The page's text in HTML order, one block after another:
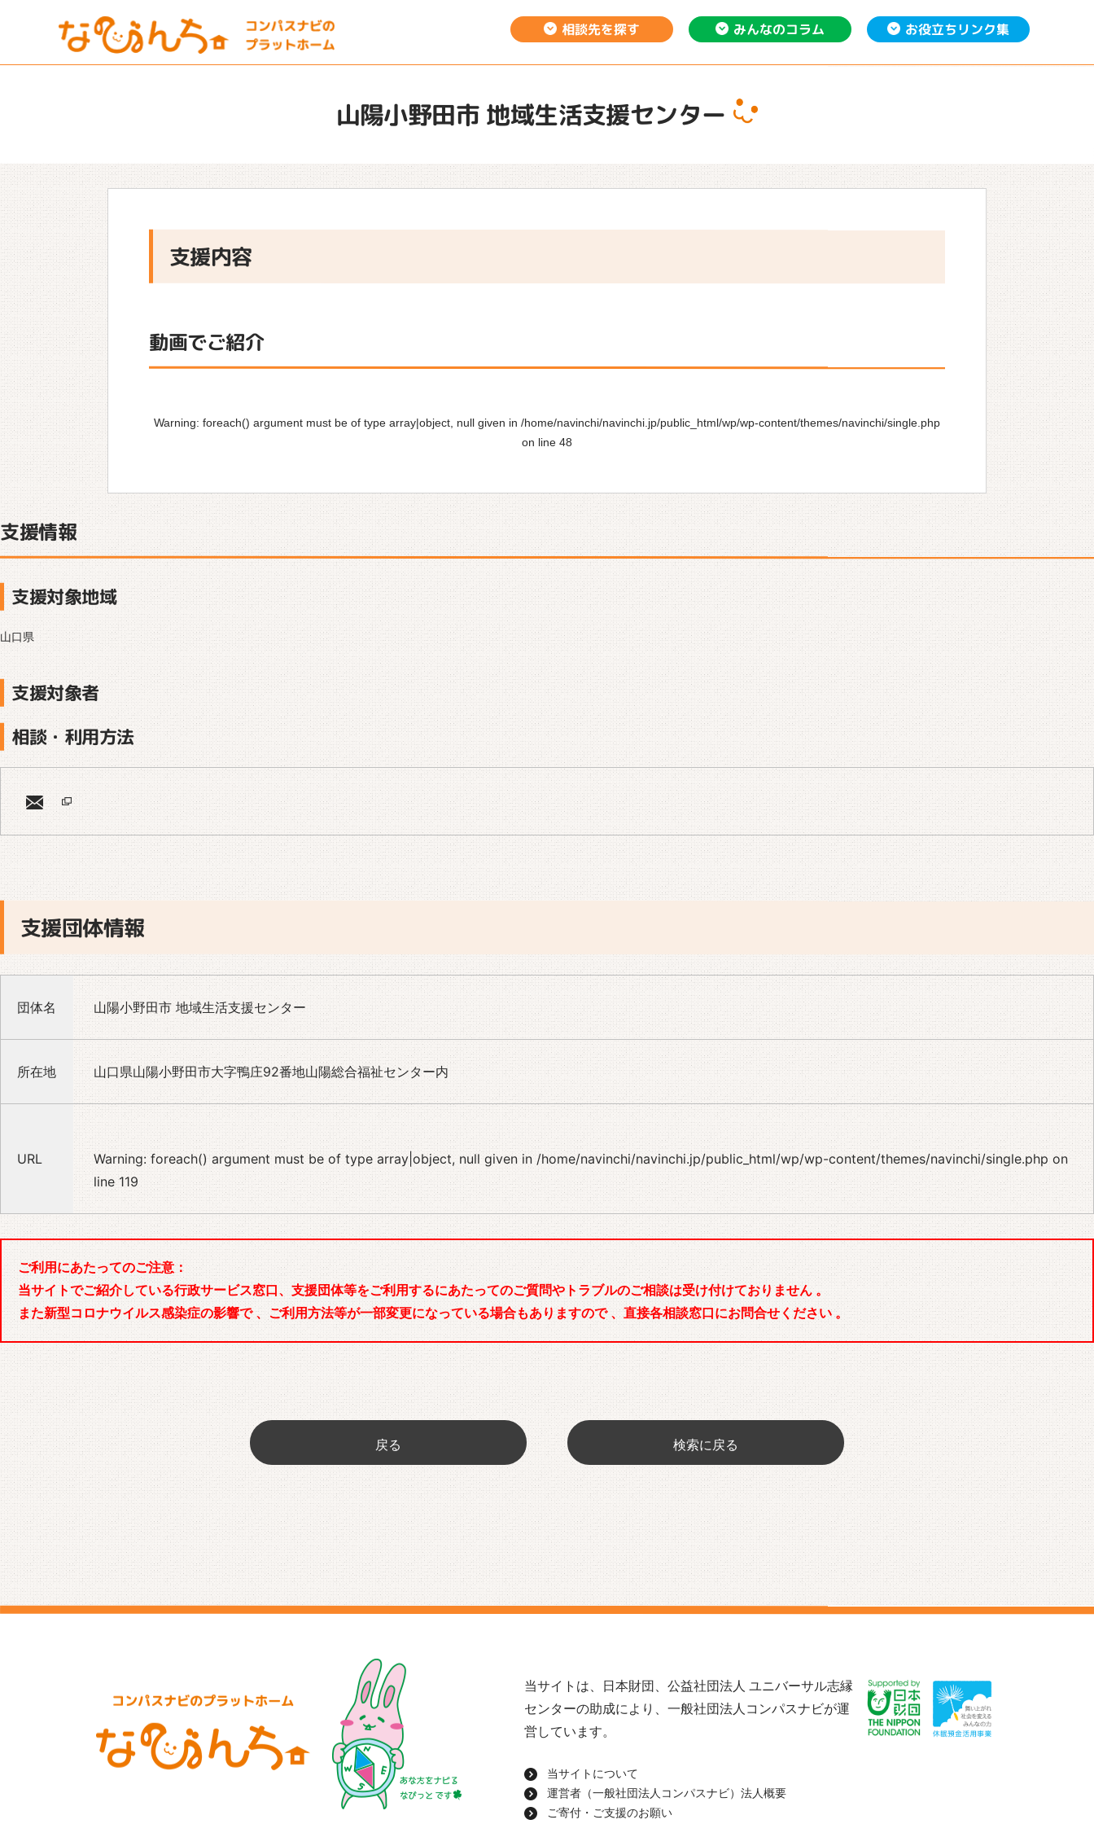
相談先を探す みんなのコラム お役立ちリンク集
山陽小野田市 地域生活支援センター
支援内容
動画でご紹介
Warning: foreach() argument must be of type array|object, null given in /home/navinchi/navinchi.jp/public_html/wp/wp-content/themes/navinchi/single.php
on line 48
支援情報
支援対象地域
山口県
支援対象者
相談・利用方法
支援団体情報
団体名 山陽小野田市 地域生活支援センター
所在地 山口県山陽小野田市大字鴨庄92番地山陽総合福祉センター内
URL Warning: foreach() argument must be of type array|object, null given in/home/navinchi/navinchi.jp/public_html/wp/wp-content/themes/navinchi/single.php on
line119
ご利用にあたってのご注意：
当サイトでご紹介している行政サービス窓口、支援団体等をご利用するにあたってのご質問やトラブルのご相談は受け付けておりません 。
また新型コロナウイルス感染症の影響で 、ご利用方法等が一部変更になっている場合もありますので 、直接各相談窓口にお問合せください 。
戻る 検索に戻る
当サイトは、日本財団、公益社団法人 ユニバーサル志縁
センターの助成により、一般社団法人コンパスナビが運
営しています。
当サイトについて
運営者（一般社団法人コンパスナビ）法人概要
ご寄付・ご支援のお願い